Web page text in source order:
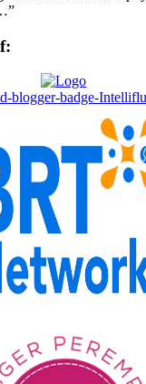
”